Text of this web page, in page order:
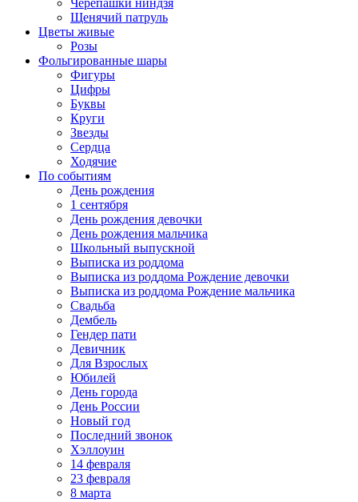
Черепашки ниндзя
Щенячий патруль
Цветы живые
Розы
Фольгированные шары
Фигуры
Цифры
Буквы
Круги
Звезды
Сердца
Ходячие
По событиям
День рождения
1 сентября
День рождения девочки
День рождения мальчика
Школьный выпускной
Выписка из роддома
Выписка из роддома Рождение девочки
Выписка из роддома Рождение мальчика
Свадьба
Дембель
Гендер пати
Девичник
Для Взрослых
Юбилей
День города
День России
Новый год
Последний звонок
Хэллоуин
14 февраля
23 февраля
8 марта